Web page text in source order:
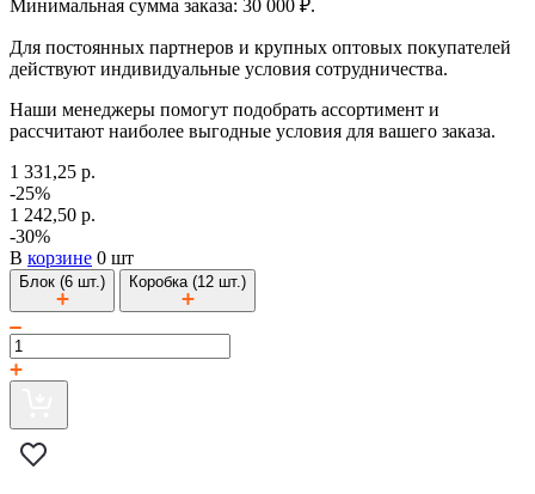
Минимальная сумма заказа: 30 000 ₽.
Для постоянных партнеров и крупных оптовых покупателей
действуют индивидуальные условия сотрудничества.
Наши менеджеры помогут подобрать ассортимент и
рассчитают наиболее выгодные условия для вашего заказа.
1 331,25 р.
-25%
1 242,50 р.
-30%
В корзине 0 шт
Блок (6 шт.) Коробка (12 шт.)